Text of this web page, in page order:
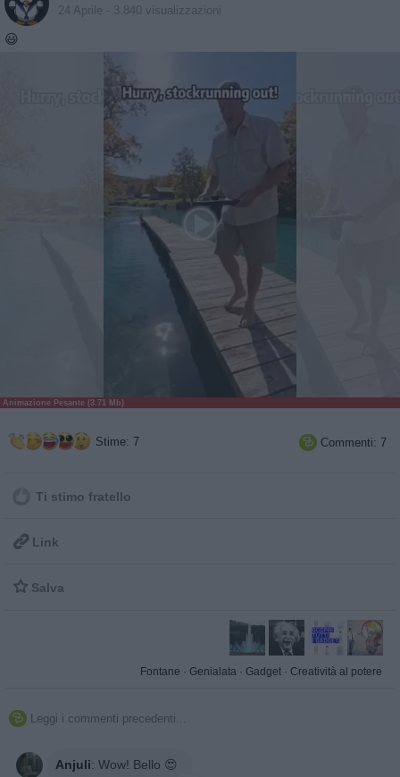
24 Aprile - 3.840 visualizzazioni
😃
Animazione Pesante (3.71 Mb)
Stime: 7  Commenti: 7
Ti stimo fratello
 Link
 Salva
Fontane · Genialata · Gadget · Creatività al potere
 Leggi i commenti precedenti...
Anjuli: Wow! Bello 😍